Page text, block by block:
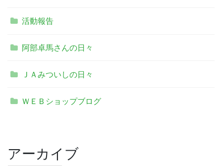
活動報告
阿部卓馬さんの日々
ＪＡみついしの日々
ＷＥＢショップブログ
アーカイブ